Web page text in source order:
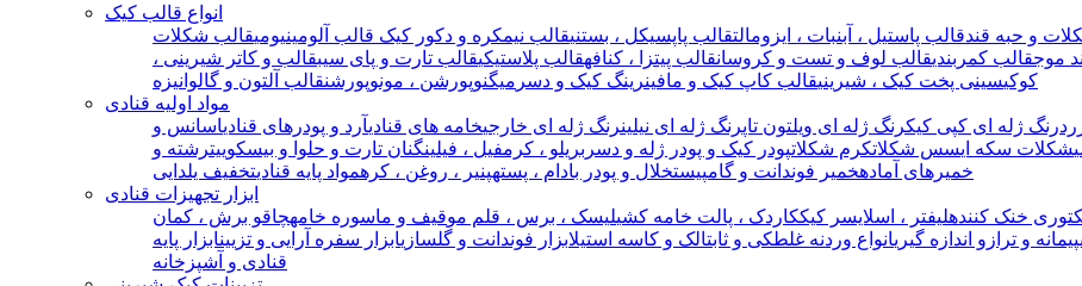
انواع قالب کیک
و حبه قندقالب پاستیل ، آبنبات ، ایزومالتقالب پاپسیکل ، بستنیقالب نیمکره و دکور کیک قالب آلومینیومیقالب شکلات
موجقالب کمربندیقالب لوف و تست و کروسانقالب پیتزا ، کنافهقالب پلاستیکیقالب تارت و پای سیبقالب و کاتر شیرینی ،
کوکیسینی پخت کیک ، شیرینیقالب کاپ کیک و مافینرینگ کیک و دسر میگنوپورشن ، مونوپورشنقالب آلتون و گالوانیزه
مواد اولیه قنادی
رنگ ژله ای کپی کیکرنگ ژله ای ویلتون تاپرنگ ژله ای نیلینرنگ ژله ای خارجیخامه های قنادیآرد و پودرهای قنادیاسانس و
شکلات سکه ایسس شکلاتکرم شکلاتپودر کیک و پودر ژله و دسر بریلو ، کرمفیل ، فیلینگنان تارت و حلوا و بیسکوییترشته و
خمیرهای آمادهخمیر فوندانت و گامپیستخلال و پودر بادام ، پستهپنیر ، روغن ، کرهمواد پایه قنادیتخفیف یلدایی
ابزار تجهیزات قنادی
توری خنک کنندهلیفتر ، اسلایسر کیککاردک ، پالت خامه کشیلیسک ، برس ، قلم موقیف و ماسوره خامهچاقو برش ، کمان
پیمانه و ترازو اندازه گیریانواع وردنه غلطکی و ثابتالک و کاسه استیلابزار فوندانت و گلسازیابزار سفره آرایی و تزیینابزار پایه
قنادی و آشپزخانه